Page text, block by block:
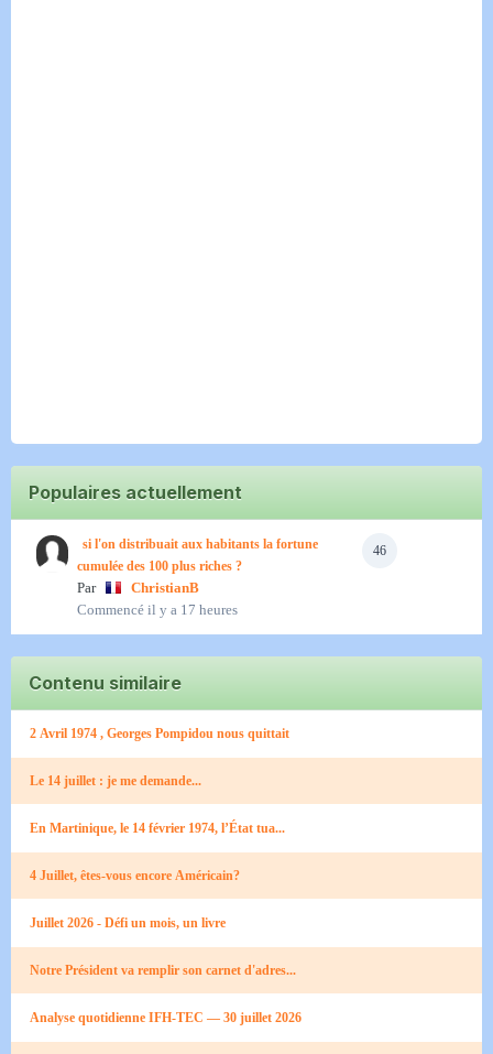
Populaires actuellement
46
si l'on distribuait aux habitants la fortune
cumulée des 100 plus riches ?
Par
ChristianB
Commencé il y a 17 heures
Contenu similaire
2 Avril 1974 , Georges Pompidou nous quittait
Le 14 juillet : je me demande...
En Martinique, le 14 février 1974, l’État tua...
4 Juillet, êtes-vous encore Américain?
Juillet 2026 - Défi un mois, un livre
Notre Président va remplir son carnet d'adres...
Analyse quotidienne IFH-TEC — 30 juillet 2026